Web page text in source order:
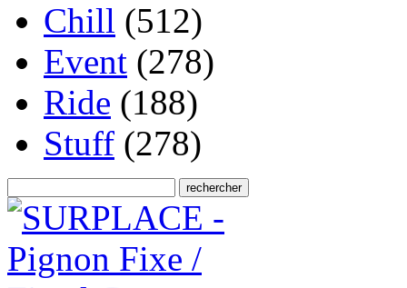
Chill (512)
Event (278)
Ride (188)
Stuff (278)